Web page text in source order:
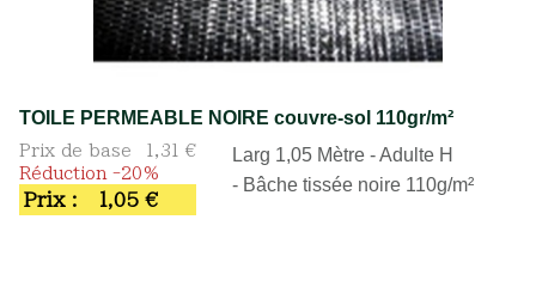
TOILE PERMEABLE NOIRE couvre-sol 110gr/m²
Prix de base
1,31 €
Réduction -20%
Prix : 1,05 €
Larg 1,05 Mètre - Adulte H
- Bâche tissée noire 110g/m²